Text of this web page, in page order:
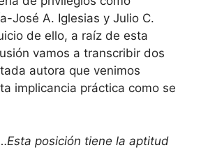
José A. Iglesias y Julio C.
de ello, a raíz de esta
vamos a transcribir dos
autora que venimos
implicancia práctica como se
Esta posición tiene la aptitud